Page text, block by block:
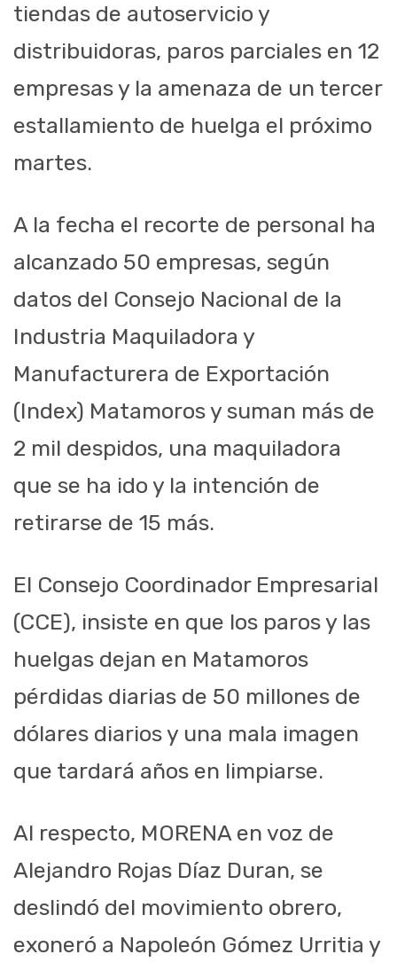
tiendas de autoservicio y
distribuidoras, paros parciales en 12
empresas y la amenaza de un tercer
estallamiento de huelga el próximo
martes.
A la fecha el recorte de personal ha
alcanzado 50 empresas, según
datos del Consejo Nacional de la
Industria Maquiladora y
Manufacturera de Exportación
(Index) Matamoros y suman más de
2 mil despidos, una maquiladora
que se ha ido y la intención de
retirarse de 15 más.
El Consejo Coordinador Empresarial
(CCE), insiste en que los paros y las
huelgas dejan en Matamoros
pérdidas diarias de 50 millones de
dólares diarios y una mala imagen
que tardará años en limpiarse.
Al respecto, MORENA en voz de
Alejandro Rojas Díaz Duran, se
deslindó del movimiento obrero,
exoneró a Napoleón Gómez Urritia y